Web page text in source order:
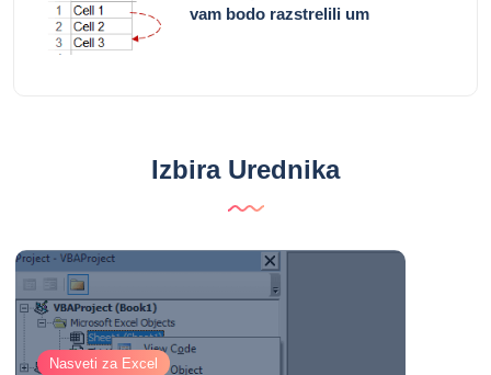
vam bodo razstrelili um
Izbira Urednika
Nasveti za Excel